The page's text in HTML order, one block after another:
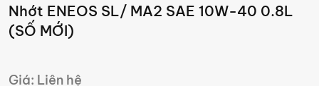
Nhớt ENEOS SL/ MA2 SAE 10W-40 0.8L
(SỐ MỚI)
Giá: Liên hệ